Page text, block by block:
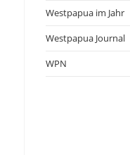
Westpapua im Jahr
Westpapua Journal
WPN